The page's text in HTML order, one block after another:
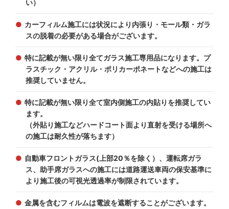
い）
カーフィルム施工には状況により内張り・モール類・ガラ
スの脱着の必要がある場合がございます。
特に記載が無い限り全てガラス施工専用品になります。プ
ラスチック・アクリル・ポリカーポネートなどへの施工は
推奨していません。
特に記載が無い限り全て室内側施工の内貼りを推奨してい
ます。
（外貼り施工などハードコート面より直射を受ける場所へ
の施工は耐久性が落ちます）
自動車フロントガラス(上部20％を除く）、運転席ガラ
ス、助手席ガラスへの施工には道路運送車両の保安基準に
より施工後の可視光透過率が制限されています。
金属を含むフィルムは電波を遮断することがございます。